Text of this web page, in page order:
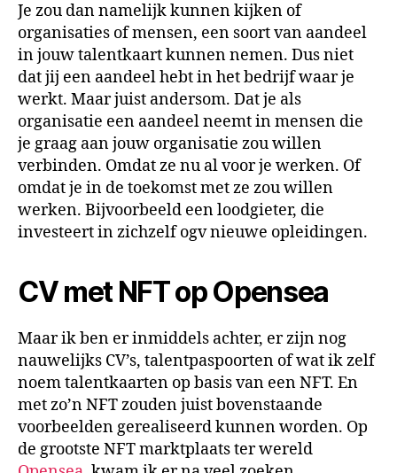
Je zou dan namelijk kunnen kijken of
organisaties of mensen, een soort van aandeel
in jouw talentkaart kunnen nemen. Dus niet
dat jij een aandeel hebt in het bedrijf waar je
werkt. Maar juist andersom. Dat je als
organisatie een aandeel neemt in mensen die
je graag aan jouw organisatie zou willen
verbinden. Omdat ze nu al voor je werken. Of
omdat je in de toekomst met ze zou willen
werken. Bijvoorbeeld een loodgieter, die
investeert in zichzelf ogv nieuwe opleidingen.
CV met NFT op Opensea
Maar ik ben er inmiddels achter, er zijn nog
nauwelijks CV’s, talentpaspoorten of wat ik zelf
noem talentkaarten op basis van een NFT. En
met zo’n NFT zouden juist bovenstaande
voorbeelden gerealiseerd kunnen worden. Op
de grootste NFT marktplaats ter wereld